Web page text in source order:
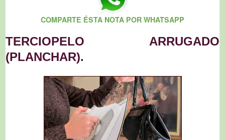
COMPARTE ÉSTA NOTA POR WHATSAPP
TERCIOPELO ARRUGADO
(PLANCHAR).